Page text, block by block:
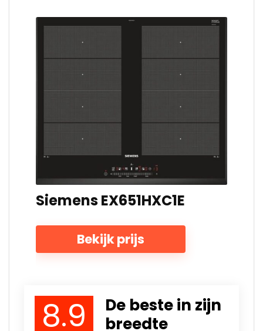
Siemens EX651HXC1E
Bekijk prijs
8.9
De beste in zijn
breedte